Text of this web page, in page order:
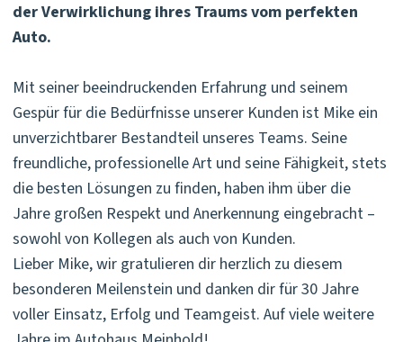
der Verwirklichung ihres Traums vom perfekten
Auto.
Mit seiner beeindruckenden Erfahrung und seinem
Gespür für die Bedürfnisse unserer Kunden ist Mike ein
unverzichtbarer Bestandteil unseres Teams. Seine
freundliche, professionelle Art und seine Fähigkeit, stets
die besten Lösungen zu finden, haben ihm über die
Jahre großen Respekt und Anerkennung eingebracht –
sowohl von Kollegen als auch von Kunden.
Lieber Mike, wir gratulieren dir herzlich zu diesem
besonderen Meilenstein und danken dir für 30 Jahre
voller Einsatz, Erfolg und Teamgeist. Auf viele weitere